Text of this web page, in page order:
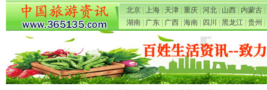
北京 上海 天津 重庆 河北 山西 内蒙古
湖南
广东 广西 海南 四川 黑龙江 贵州